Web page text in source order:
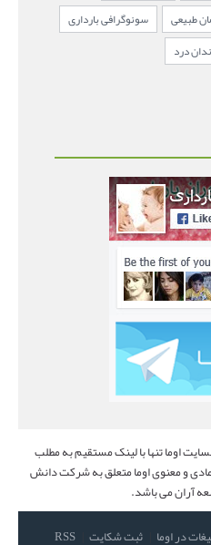
طبیعی
سونوگرافی بارداری
درد
اوما تنها با لینک مستقیم به مطلب
و معنوی اوما متعلق به شرکت دانش
آران می باشد.
RSS ثبت شکایت در اوما